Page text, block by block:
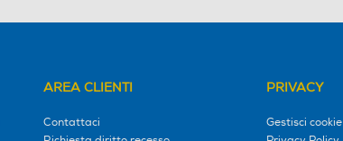
AREA CLIENTI
Contattaci
PRIVACY
Gestisci cookie